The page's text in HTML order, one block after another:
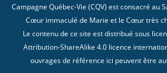
Campagne Québec-Vie (CQV) est consacré au
Cœur immaculé de Marie et le Cœur très
Le contenu de ce site est distribué sous
Attribution-ShareAlike 4.0 licence
ouvrages de référence ici peuvent être